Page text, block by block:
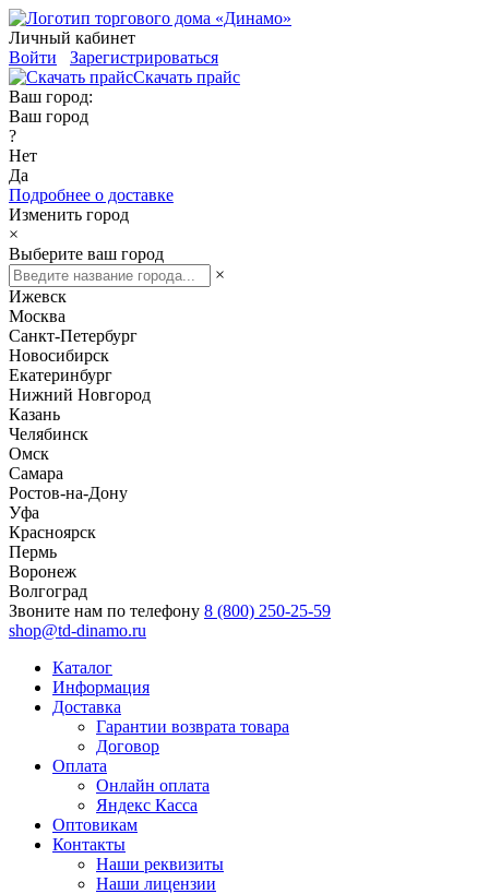
Личный кабинет
Войти
Зарегистрироваться
Скачать прайс
Ваш город:
Ваш город
?
Нет
Да
Подробнее о доставке
Изменить город
×
Выберите ваш город
×
Ижевск
Москва
Санкт-Петербург
Новосибирск
Екатеринбург
Нижний Новгород
Казань
Челябинск
Омск
Самара
Ростов-на-Дону
Уфа
Красноярск
Пермь
Воронеж
Волгоград
Звоните нам по телефону 8 (800) 250-25-59
shop@td-dinamo.ru
Каталог
Информация
Доставка
Гарантии возврата товара
Договор
Оплата
Онлайн оплата
Яндекс Касса
Оптовикам
Контакты
Наши реквизиты
Наши лицензии